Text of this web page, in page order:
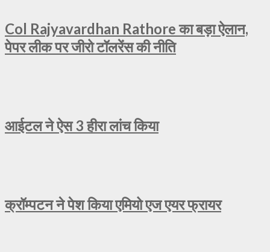
Col Rajyavardhan Rathore का बड़ा ऐलान,
पेपर लीक पर जीरो टॉलरेंस की नीति
आईटल ने ऐस 3 हीरा लांच किया
क्रॉम्पटन ने पेश किया एमियो एज एयर फ्रायर